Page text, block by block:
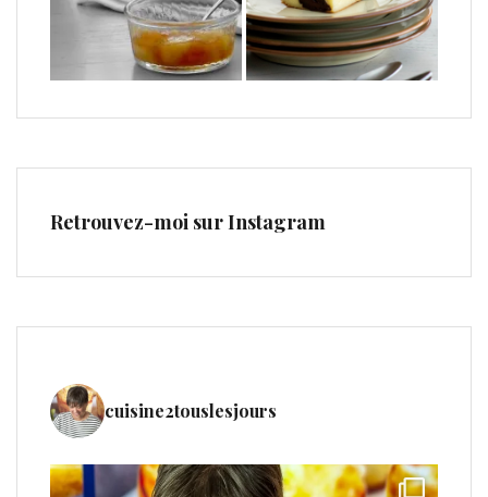
Retrouvez-moi sur Instagram
cuisine2touslesjours